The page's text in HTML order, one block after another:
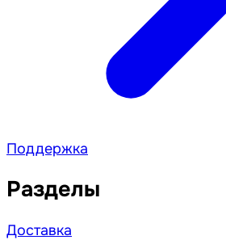
Поддержка
Разделы
Доставка